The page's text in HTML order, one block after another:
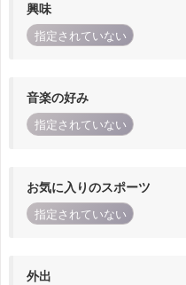
興味
指定されていない
音楽の好み
指定されていない
お気に入りのスポーツ
指定されていない
外出